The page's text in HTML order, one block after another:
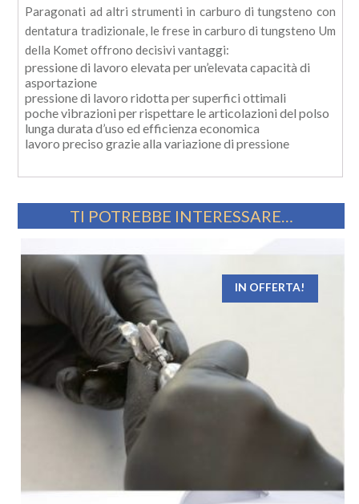
Paragonati ad altri strumenti in carburo di tungsteno con
dentatura tradizionale, le frese in carburo di tungsteno Um
della Komet offrono decisivi vantaggi:
pressione di lavoro elevata per un’elevata capacità di
asportazione
pressione di lavoro ridotta per superfici ottimali
poche vibrazioni per rispettare le articolazioni del polso
lunga durata d’uso ed efficienza economica
lavoro preciso grazie alla variazione di pressione
TI POTREBBE INTERESSARE…
IN OFFERTA!